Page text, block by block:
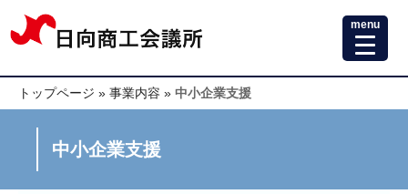
menu
トップページ » 事業内容 » 中小企業支援
中小企業支援